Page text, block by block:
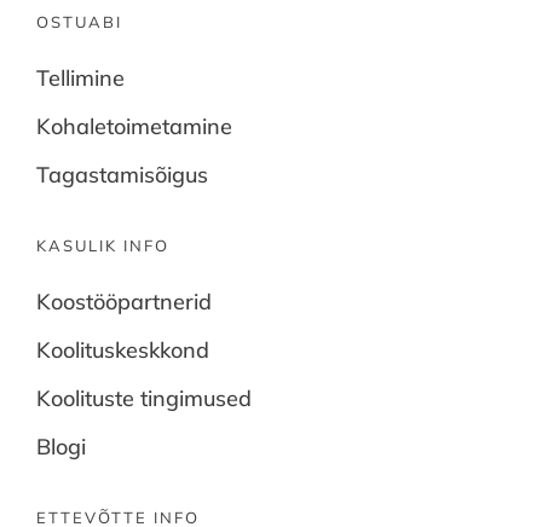
OSTUABI
Tellimine
Kohaletoimetamine
Tagastamisõigus
KASULIK INFO
Koostööpartnerid
Koolituskeskkond
Koolituste tingimused
Blogi
ETTEVÕTTE INFO